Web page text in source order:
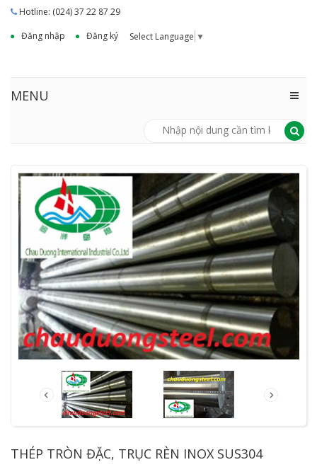
Hotline: (024) 37 22 87 29
Đăng nhập
Đăng ký Select Language ▼
MENU
THÉP TRÒN ĐẶC, TRỤC RÈN INOX SUS304